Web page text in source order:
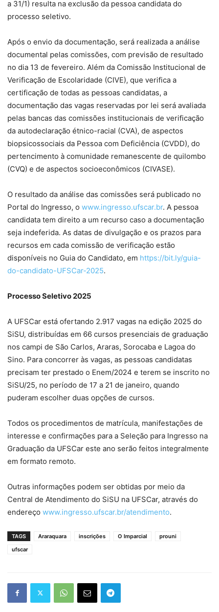
a 31/1) resulta na exclusão da pessoa candidata do
processo seletivo.
Após o envio da documentação, será realizada a análise
documental pelas comissões, com previsão de resultado
no dia 13 de fevereiro. Além da Comissão Institucional de
Verificação de Escolaridade (CIVE), que verifica a
certificação de todas as pessoas candidatas, a
documentação das vagas reservadas por lei será avaliada
pelas bancas das comissões institucionais de verificação
da autodeclaração étnico-racial (CVA), de aspectos
biopsicossociais da Pessoa com Deficiência (CVDD), do
pertencimento à comunidade remanescente de quilombo
(CVQ) e de aspectos socioeconômicos (CIVASE).
O resultado da análise das comissões será publicado no
Portal do Ingresso, o www.ingresso.ufscar.br. A pessoa
candidata tem direito a um recurso caso a documentação
seja indeferida. As datas de divulgação e os prazos para
recursos em cada comissão de verificação estão
disponíveis no Guia do Candidato, em https://bit.ly/guia-
do-candidato-UFSCar-2025.
Processo Seletivo 2025
A UFSCar está ofertando 2.917 vagas na edição 2025 do
SiSU, distribuídas em 66 cursos presenciais de graduação
nos campi de São Carlos, Araras, Sorocaba e Lagoa do
Sino. Para concorrer às vagas, as pessoas candidatas
precisam ter prestado o Enem/2024 e terem se inscrito no
SiSU/25, no período de 17 a 21 de janeiro, quando
puderam escolher duas opções de cursos.
Todos os procedimentos de matrícula, manifestações de
interesse e confirmações para a Seleção para Ingresso na
Graduação da UFSCar este ano serão feitos integralmente
em formato remoto.
Outras informações podem ser obtidas por meio da
Central de Atendimento do SiSU na UFSCar, através do
endereço www.ingresso.ufscar.br/atendimento.
TAGS Araraquara inscrições O Imparcial
prouni
ufscar